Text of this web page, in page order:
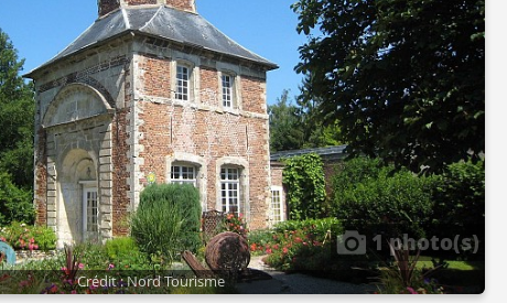
1 photo(s)
Crédit : Nord Tourisme